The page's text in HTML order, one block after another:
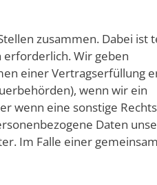
zusammen. Dabei ist
Wir geben
einer Vertragserfüllung
wenn wir ein
wenn eine sonstige
Daten
Im Falle einer